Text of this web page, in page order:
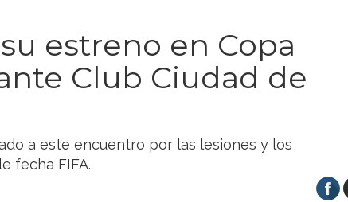
estreno en Copa
Club Ciudad de
a este encuentro por las lesiones y los
fecha FIFA.